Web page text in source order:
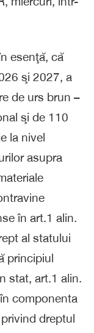
esenţă, că
şi 2027, a
de urs brun –
şi de 110
la nivel
asupra
în art.1 alin.
al statului
principiul
stat, art.1 alin.
componenta
dreptul